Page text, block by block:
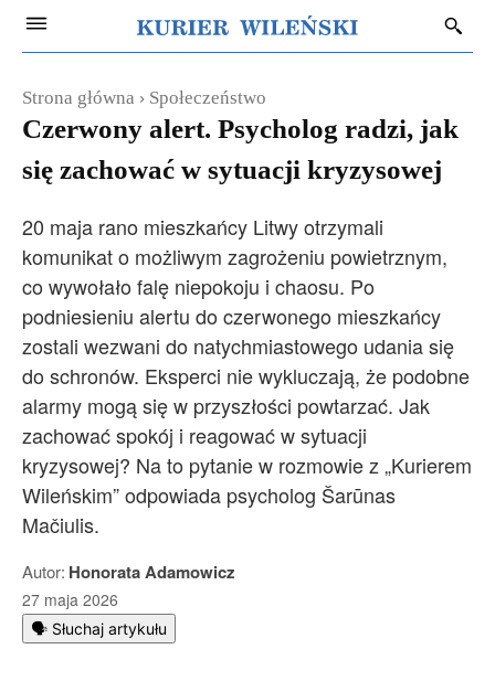
Strona główna Społeczeństwo
Czerwony alert. Psycholog radzi, jak
się zachować w sytuacji kryzysowej
20 maja rano mieszkańcy Litwy otrzymali
komunikat o możliwym zagrożeniu powietrznym,
co wywołało falę niepokoju i chaosu. Po
podniesieniu alertu do czerwonego mieszkańcy
zostali wezwani do natychmiastowego udania się
do schronów. Eksperci nie wykluczają, że podobne
alarmy mogą się w przyszłości powtarzać. Jak
zachować spokój i reagować w sytuacji
kryzysowej? Na to pytanie w rozmowie z „Kurierem
Wileńskim” odpowiada psycholog Šarūnas
Mačiulis.
Autor: Honorata Adamowicz
27 maja 2026
🗣️ Słuchaj artykułu